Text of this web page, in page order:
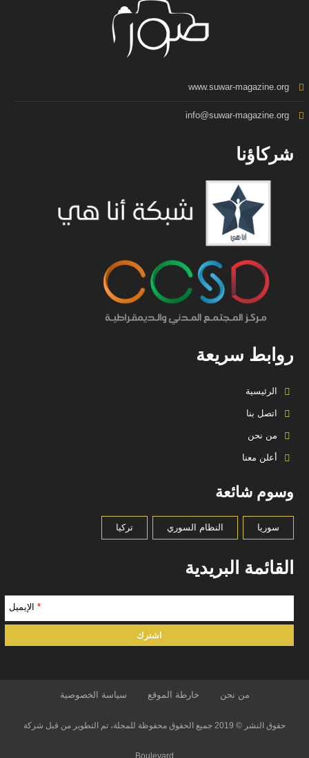
www.suwar-magazine.org
info@suwar-magazine.org
شركاؤنا
روابط سريعة
الرئيسية
اتصل بنا
من نحن
أعلن معنا
وسوم شائعة
سوريا النظام السوري تركيا
القائمة البريدية
* الإيميل
من نحن خارطة الموقع سياسة الخصوصية
حقوق النشر © 2019 جميع الحقوق محفوظة للمجلة، تم التطوير من قبل شركة